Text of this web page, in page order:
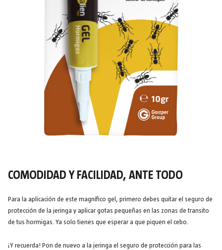
COMODIDAD Y FACILIDAD, ANTE TODO
Para la aplicación de este magnífico gel, primero debes quitar el seguro de
protección de la jeringa y aplicar gotas pequeñas en las zonas de transito
de tus hormigas. Ya solo tienes que esperar a que piquen el cebo.
¡Y recuerda! Pon de nuevo a la jeringa el seguro de protección para las